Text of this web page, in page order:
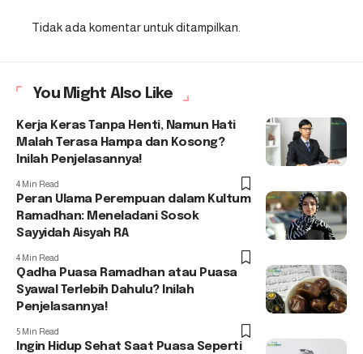
Tidak ada komentar untuk ditampilkan.
You Might Also Like
Kerja Keras Tanpa Henti, Namun Hati
Malah Terasa Hampa dan Kosong?
Inilah Penjelasannya!
4 Min Read
Peran Ulama Perempuan dalam Kultum
Ramadhan: Meneladani Sosok
Sayyidah Aisyah RA
4 Min Read
Qadha Puasa Ramadhan atau Puasa
Syawal Terlebih Dahulu? Inilah
Penjelasannya!
5 Min Read
Ingin Hidup Sehat Saat Puasa Seperti